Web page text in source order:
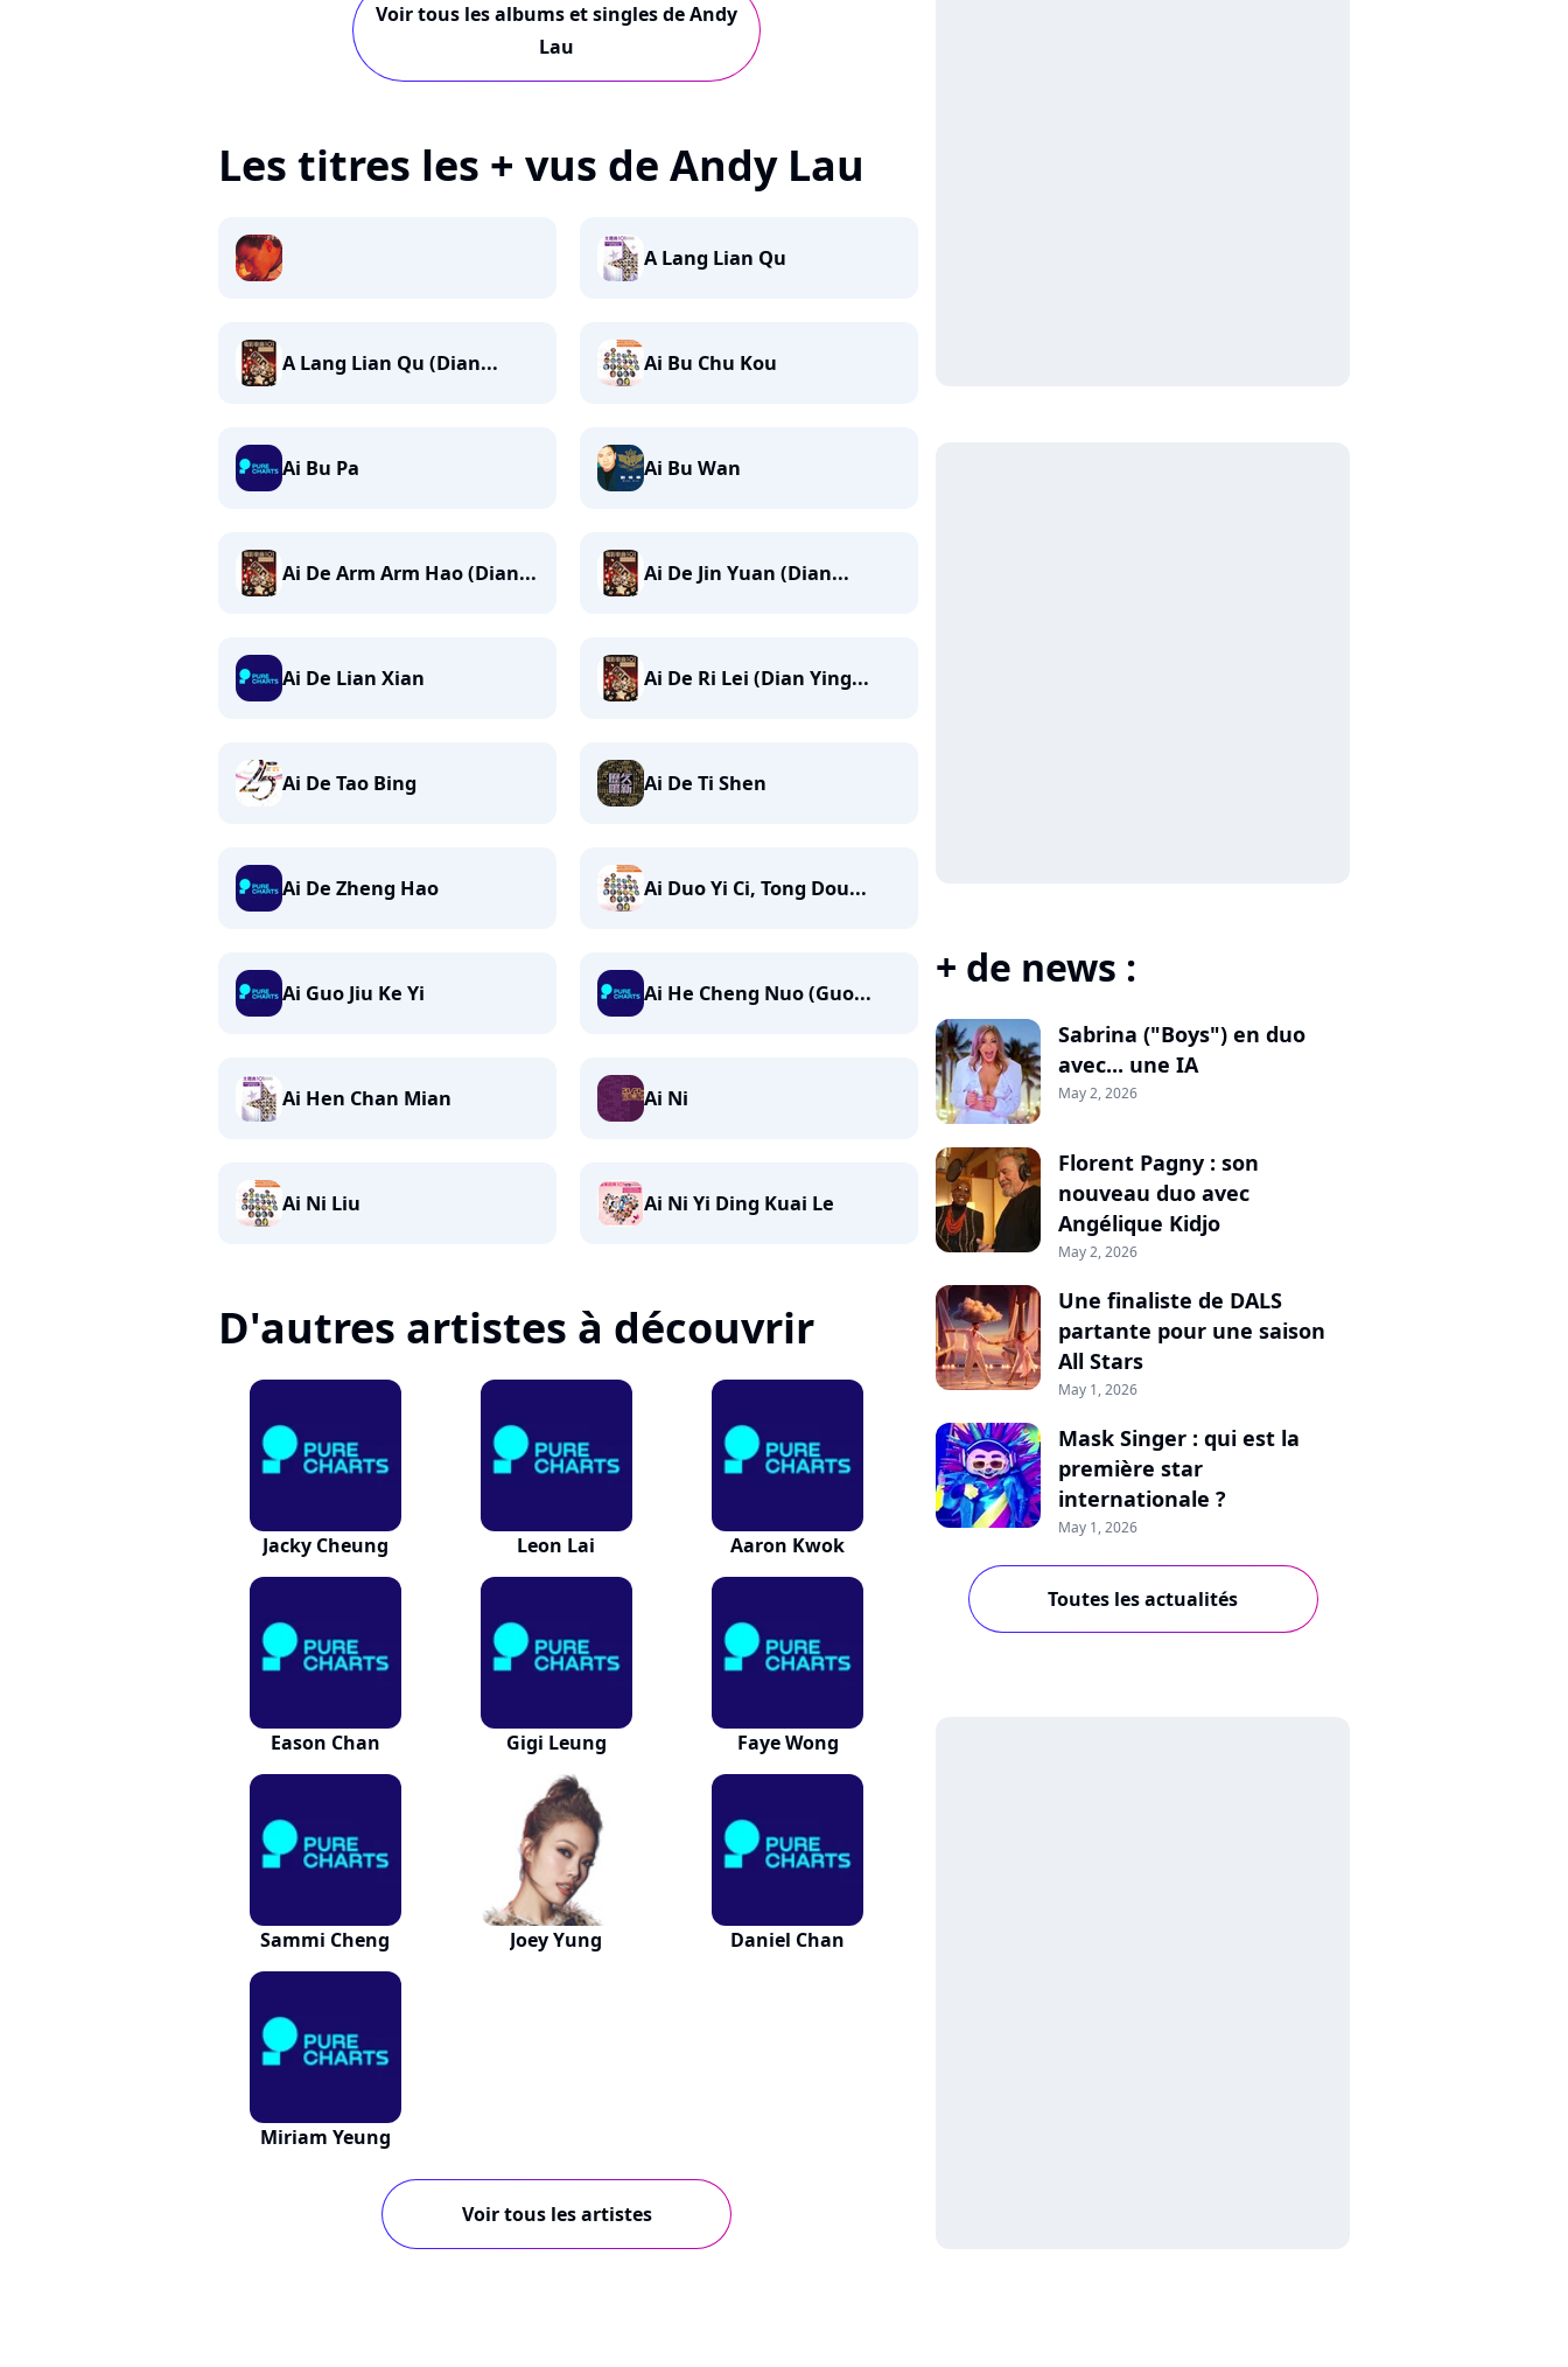
Voir tous les albums et singles de Andy
Lau
Les titres les + vus de Andy Lau
A Lang Lian Qu
A Lang Lian Qu (Dian... Ai Bu Chu Kou
Ai Bu Pa Ai Bu Wan
Ai De Arm Arm Hao (Dian... Ai De Jin Yuan (Dian...
Ai De Lian Xian Ai De Ri Lei (Dian Ying...
Ai De Tao Bing Ai De Ti Shen
Ai De Zheng Hao Ai Duo Yi Ci, Tong Dou...
Ai Guo Jiu Ke Yi Ai He Cheng Nuo (Guo...
Ai Hen Chan Mian Ai Ni
Ai Ni Liu Ai Ni Yi Ding Kuai Le
D'autres artistes à découvrir
Jacky Cheung Leon Lai Aaron Kwok
Eason Chan Gigi Leung Faye Wong
Sammi Cheng Joey Yung Daniel Chan
Miriam Yeung
Voir tous les artistes
+ de news :
Sabrina ("Boys") en duo
avec... une IA
May 2, 2026
Florent Pagny : son
nouveau duo avec
Angélique Kidjo
May 2, 2026
Une finaliste de DALS
partante pour une saison
All Stars
May 1, 2026
Mask Singer : qui est la
première star
internationale ?
May 1, 2026
Toutes les actualités